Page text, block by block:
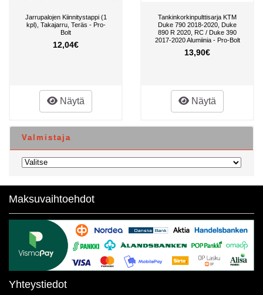
Jarrupalojen Kiinnitystappi (1
kpl), Takajarru, Teräs - Pro-
Bolt
12,04€
Näytä
Tankinkorkinpulttisarja KTM
Duke 790 2018-2020, Duke
890 R 2020, RC / Duke 390
2017-2020 Alumiinia - Pro-Bolt
13,90€
Näytä
Valmistaja
Maksuvaihtoehdot
Yhteystiedot